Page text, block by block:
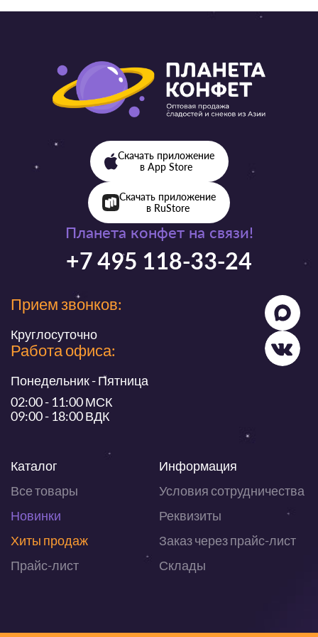
Планета конфет на связи!
+7 495 118-33-24
Прием звонков:
Круглосуточно
Работа офиса:
Понедельник - Пятница
02:00 - 11:00 МСК
09:00 - 18:00 ВДК
Каталог
Все товары
Новинки
Хиты продаж
Прайс-лист
Информация
Условия сотрудничества
Реквизиты
Заказ через прайс-лист
Склады
Скачать приложение
в App Store
Скачать приложение
в RuStore